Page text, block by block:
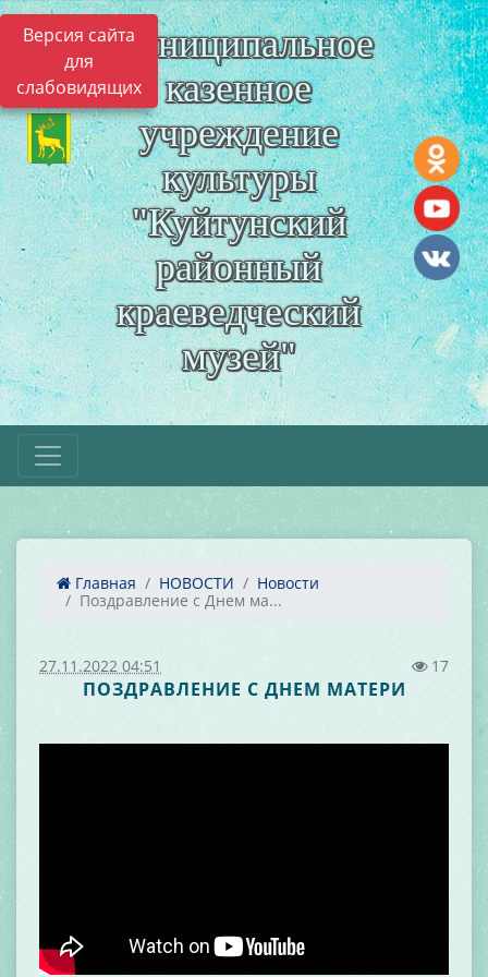
Версия сайта
для
слабовидящих
Муниципальное
казенное
учреждение
культуры
"Куйтунский
районный
краеведческий
музей"
Главная НОВОСТИ
Новости
Поздравление с Днем ма...
27.11.2022 04:51 17
ПОЗДРАВЛЕНИЕ С ДНЕМ МАТЕРИ